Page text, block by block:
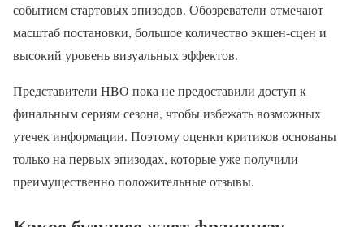
событием стартовых эпизодов. Обозреватели отмечают
масштаб постановки, большое количество экшен-сцен и
высокий уровень визуальных эффектов.
Представители HBO пока не предоставили доступ к
финальным сериям сезона, чтобы избежать возможных
утечек информации. Поэтому оценки критиков основаны
только на первых эпизодах, которые уже получили
преимущественно положительные отзывы.